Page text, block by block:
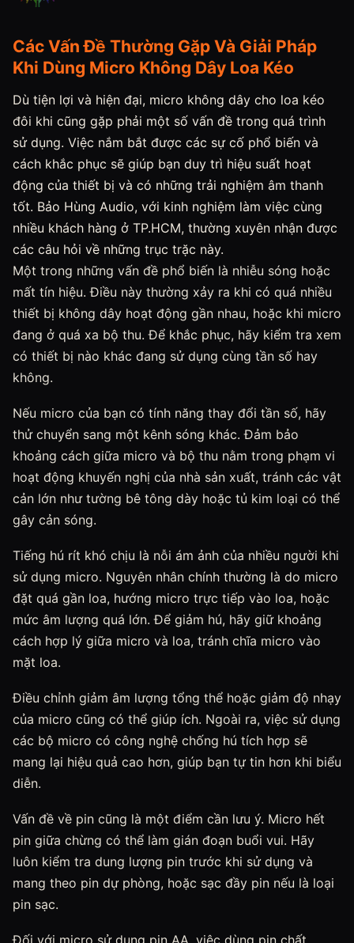
Các Vấn Đề Thường Gặp Và Giải Pháp
Khi Dùng Micro Không Dây Loa Kéo
Dù tiện lợi và hiện đại, micro không dây cho loa kéo
đôi khi cũng gặp phải một số vấn đề trong quá trình
sử dụng. Việc nắm bắt được các sự cố phổ biến và
cách khắc phục sẽ giúp bạn duy trì hiệu suất hoạt
động của thiết bị và có những trải nghiệm âm thanh
tốt. Bảo Hùng Audio, với kinh nghiệm làm việc cùng
nhiều khách hàng ở TP.HCM, thường xuyên nhận được
các câu hỏi về những trục trặc này.
Một trong những vấn đề phổ biến là nhiễu sóng hoặc
mất tín hiệu. Điều này thường xảy ra khi có quá nhiều
thiết bị không dây hoạt động gần nhau, hoặc khi micro
đang ở quá xa bộ thu. Để khắc phục, hãy kiểm tra xem
có thiết bị nào khác đang sử dụng cùng tần số hay
không.
Nếu micro của bạn có tính năng thay đổi tần số, hãy
thử chuyển sang một kênh sóng khác. Đảm bảo
khoảng cách giữa micro và bộ thu nằm trong phạm vi
hoạt động khuyến nghị của nhà sản xuất, tránh các vật
cản lớn như tường bê tông dày hoặc tủ kim loại có thể
gây cản sóng.
Tiếng hú rít khó chịu là nỗi ám ảnh của nhiều người khi
sử dụng micro. Nguyên nhân chính thường là do micro
đặt quá gần loa, hướng micro trực tiếp vào loa, hoặc
mức âm lượng quá lớn. Để giảm hú, hãy giữ khoảng
cách hợp lý giữa micro và loa, tránh chĩa micro vào
mặt loa.
Điều chỉnh giảm âm lượng tổng thể hoặc giảm độ nhạy
của micro cũng có thể giúp ích. Ngoài ra, việc sử dụng
các bộ micro có công nghệ chống hú tích hợp sẽ
mang lại hiệu quả cao hơn, giúp bạn tự tin hơn khi biểu
diễn.
Vấn đề về pin cũng là một điểm cần lưu ý. Micro hết
pin giữa chừng có thể làm gián đoạn buổi vui. Hãy
luôn kiểm tra dung lượng pin trước khi sử dụng và
mang theo pin dự phòng, hoặc sạc đầy pin nếu là loại
pin sạc.
Đối với micro sử dụng pin AA, việc dùng pin chất